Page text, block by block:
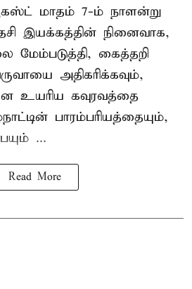
மாதம் 7-ம் நாளன்று
இயக்கத்தின் நினைவாக,
மேம்படுத்தி, கைத்தறி
அதிகரிக்கவும்,
உயரிய கவுரவத்தை
பாரம்பரியத்தையும்,
...
Read More